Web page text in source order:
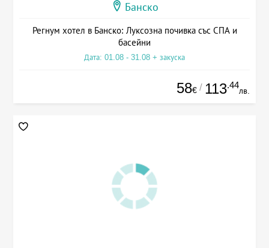
Банско
Регнум хотел в Банско: Луксозна почивка със СПА и
басейни
Дата: 01.08 - 31.08 + закуска
58€ / 113.44
лв.